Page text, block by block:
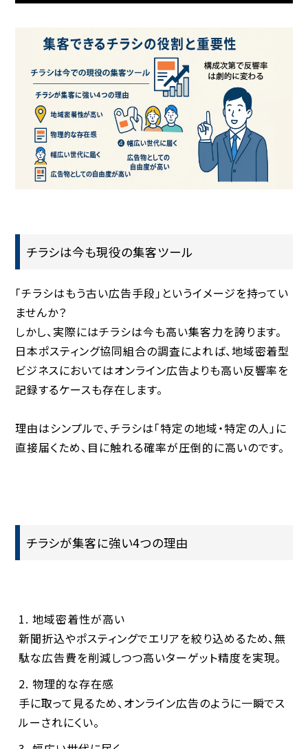
チラシは今も現役の集客ツール
「チラシはもう古い広告手段」というイメージを持ってい
ませんか？
しかし、実際にはチラシは今も高い集客力を誇ります。
日本ポスティング協同組合の調査によれば、地域密着型
ビジネスにおいてはオンライン広告よりも高い反響率を
記録するケースも存在します。
理由はシンプルで、チラシは「特定の地域・特定の人」に
直接届くため、目に触れる確率が圧倒的に高いのです。
チラシが集客に強い4つの理由
地域密着性が高い
新聞折込やポスティングでエリアを絞り込めるため、無
駄な広告費を削減しつつ高いターゲット精度を実現。
物理的な存在感
手に取って見るため、オンライン広告のように一瞬でス
ルーされにくい。